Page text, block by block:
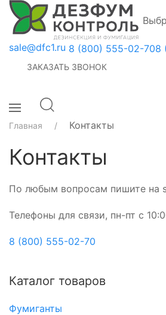
sale@dfc1.ru 8 (800) 555-02-708
ЗАКАЗАТЬ ЗВОНОК
Главная Контакты
Контакты
По любым вопросам пишите на
Телефоны для связи, пн-пт с
8 (800) 555-02-70
Каталог товаров
Фумиганты